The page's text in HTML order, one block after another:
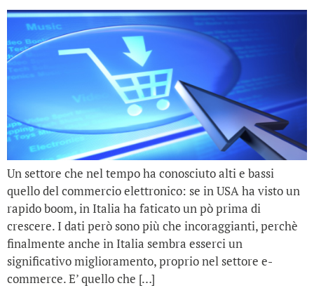
Un settore che nel tempo ha conosciuto alti e bassi
quello del commercio elettronico: se in USA ha visto un
rapido boom, in Italia ha faticato un pò prima di
crescere. I dati però sono più che incoraggianti, perchè
finalmente anche in Italia sembra esserci un
significativo miglioramento, proprio nel settore e-
commerce. E’ quello che […]